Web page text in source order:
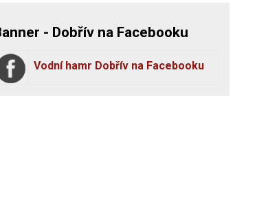
- Dobřív na Facebooku
Vodní hamr Dobřív na Facebooku